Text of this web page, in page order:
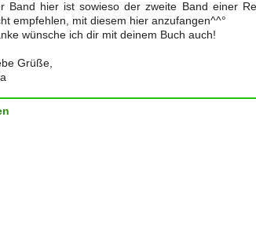
Band hier ist sowieso der zweite Band einer
empfehlen, mit diesem hier anzufangen^^°
wünsche ich dir mit deinem Buch auch!
Grüße,